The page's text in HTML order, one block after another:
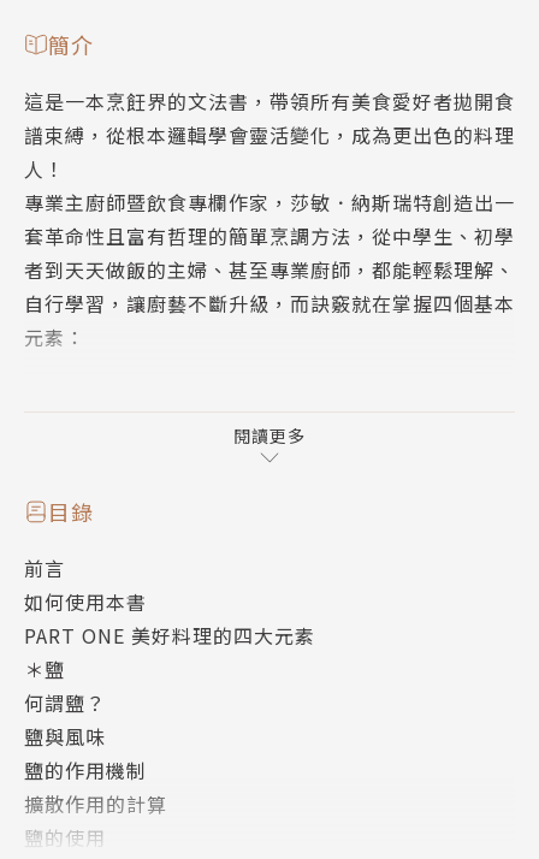
簡介
這是一本烹飪界的文法書，帶領所有美食愛好者拋開食
譜束縛，從根本邏輯學會靈活變化，成為更出色的料理
人！
專業主廚師暨飲食專欄作家，莎敏．納斯瑞特創造出一
套革命性且富有哲理的簡單烹調方法，從中學生、初學
者到天天做飯的主婦、甚至專業廚師，都能輕鬆理解、
自行學習，讓廚藝不斷升級，而訣竅就在掌握四個基本
元素：
※ 油（fat）：傳遞香氣、增添口感
※ 熱（heat）：控制食物的質感
本書為讀者揭開廚藝技法四大關鍵要素的神祕面紗，介
紹輕鬆易懂的廚房科學、實用的料理技巧，還有幫助循
序漸進練習四大要素的100道必備食譜，加上數十種延
伸變化。你將能從千變萬化的沙拉與油醋醬、蔬菜料
理、香氣飽滿的高湯與湯品、義大利麵五大家族、口感
豐潤的燉肉，以及鬆軟可口的各式糕點之間，細細體會
鹽、油、酸、熱如何交織出豐富迷人的層次。身為專業
主廚的作者將告訴你，頂級料理是怎麼做出來的，又為
什麼讓人垂涎三尺。跟著她的腳步彷彿親身走進星級餐
閱讀更多
目錄
前言
如何使用本書
PART ONE 美好料理的四大元素
＊鹽
何謂鹽？
鹽與風味
鹽的作用機制
擴散作用的計算
鹽的使用